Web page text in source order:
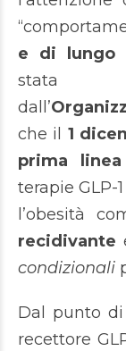
e di lungo
stata
dall’
che il 1
prima
terapie GLP-
l’obesità
recidivante
condizionali
Dal punto
recettore